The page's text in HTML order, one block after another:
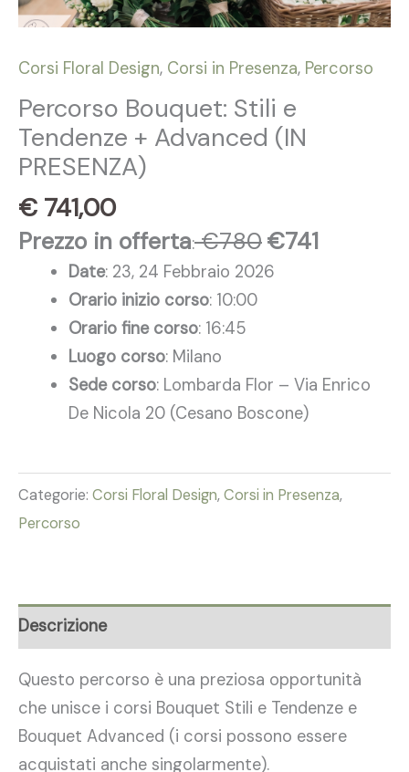
Corsi Floral Design, Corsi in Presenza, Percorso
Percorso Bouquet: Stili e
Tendenze + Advanced (IN
PRESENZA)
€ 741,00
Prezzo in offerta:€780€741
Date: 23, 24 Febbraio 2026
Orario inizio corso: 10:00
Orario fine corso: 16:45
Luogo corso: Milano
Sede corso: Lombarda Flor – Via Enrico
De Nicola 20 (Cesano Boscone)
Categorie: Corsi Floral Design,Corsi in Presenza,
Percorso
Descrizione
Questo percorso è una preziosa opportunità
che unisce i corsi Bouquet Stili e Tendenze e
Bouquet Advanced (i corsi possono essere
acquistati anche singolarmente).